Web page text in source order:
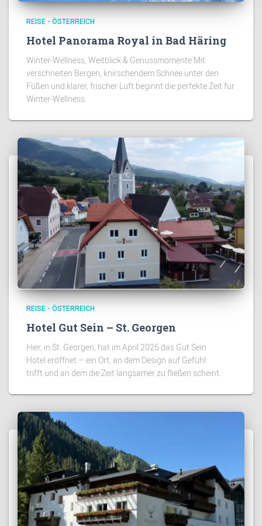
REISE - ÖSTERREICH
Hotel Panorama Royal in Bad Häring
Winter-Wellness, Weitblick & Genussmomente Mit
verschneiten Bergen, knirschendem Schnee unter den
Füßen und klarer, frischer Luft beginnt die perfekte Zeit für
Winter-Wellness.
REISE - ÖSTERREICH
Hotel Gut Sein – St. Georgen
Hier, in St. Georgen, hat im April 2025 das Gut Sein
Hotel eröffnet – ein Ort, an dem Design auf Gefühl
trifft und an dem die Zeit langsamer zu fließen scheint.